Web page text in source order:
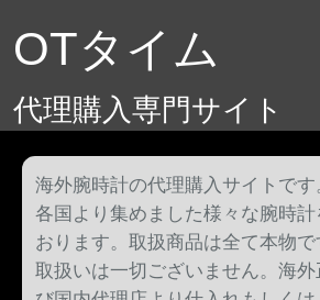
OTタイム
代理購入専門サイト
海外腕時計の代理購入サイトで
各国より集めました様々な腕時
おります。取扱商品は全て本物
取扱いは一切ございません。海外